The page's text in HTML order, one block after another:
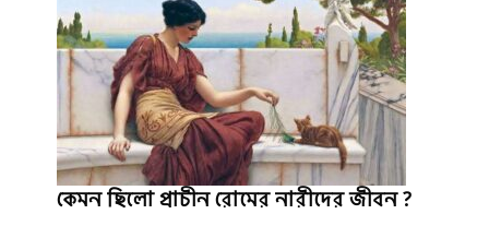
কেমন ছিলো প্রাচীন রোমের নারীদের জীবন ?